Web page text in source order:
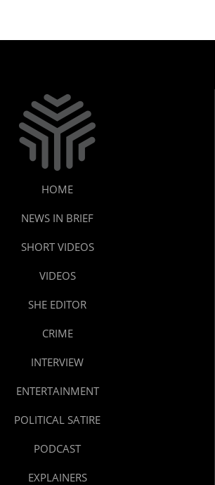
HOME
NEWS IN BRIEF
SHORT VIDEOS
VIDEOS
SHE EDITOR
CRIME
INTERVIEW
ENTERTAINMENT
POLITICAL SATIRE
PODCAST
EXPLAINERS